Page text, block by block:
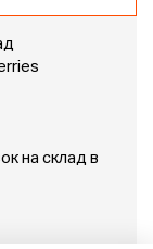
на склад в